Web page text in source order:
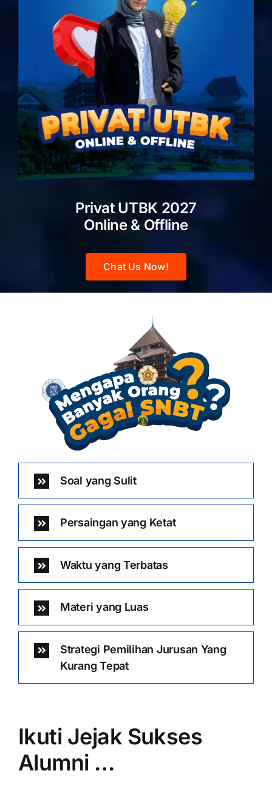
Privat UTBK 2027
Online & Offline
Chat Us Now!
Soal yang Sulit
Persaingan yang Ketat
Waktu yang Terbatas
Materi yang Luas
Strategi Pemilihan Jurusan Yang
Kurang Tepat
Ikuti Jejak Sukses
Alumni …